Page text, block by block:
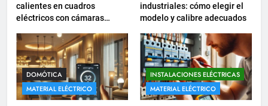
calientes en cuadros
eléctricos con cámaras
industriales: cómo elegir el
modelo y calibre adecuados
DOMÓTICA
MATERIAL ELÉCTRICO
INSTALACIONES ELÉCTRICAS
MATERIAL ELÉCTRICO
Cómo realizar un proyecto de
instalación eléctrica en casa.
INSTALACIONES ELÉCTRICAS
1
Guía práctica para diseñar
instalaciones eléctricas en